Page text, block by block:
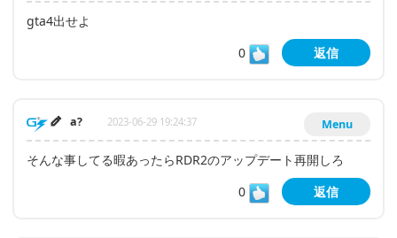
gta4出せよ
0
返信
Menu
a? 2023-06-29 19:24:37
そんな事してる暇あったらRDR2のアップデート再開しろ
0
返信